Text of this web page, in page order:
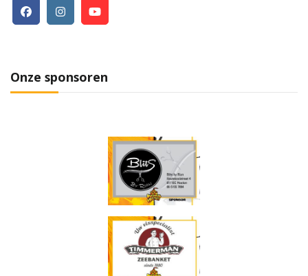
Onze sponsoren